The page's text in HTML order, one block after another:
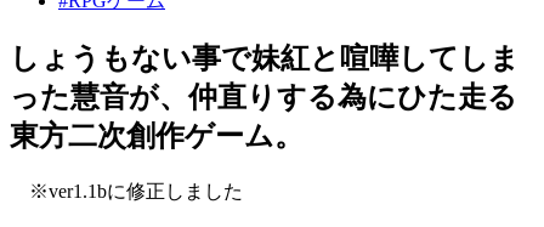
しょうもない事で妹紅と喧嘩してしま
った慧音が、仲直りする為にひた走る
東方二次創作ゲーム。
※ver1.1bに修正しました